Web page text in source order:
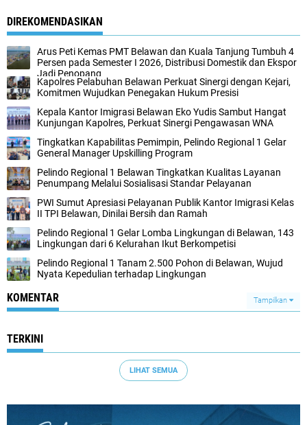
DIREKOMENDASIKAN
Arus Peti Kemas PMT Belawan dan Kuala Tanjung Tumbuh 4
Persen pada Semester I 2026, Distribusi Domestik dan Ekspor
Jadi Penopang
Kapolres Pelabuhan Belawan Perkuat Sinergi dengan Kejari,
Komitmen Wujudkan Penegakan Hukum Presisi
Kepala Kantor Imigrasi Belawan Eko Yudis Sambut Hangat
Kunjungan Kapolres, Perkuat Sinergi Pengawasan WNA
Tingkatkan Kapabilitas Pemimpin, Pelindo Regional 1 Gelar
General Manager Upskilling Program
Pelindo Regional 1 Belawan Tingkatkan Kualitas Layanan
Penumpang Melalui Sosialisasi Standar Pelayanan
PWI Sumut Apresiasi Pelayanan Publik Kantor Imigrasi Kelas
II TPI Belawan, Dinilai Bersih dan Ramah
Pelindo Regional 1 Gelar Lomba Lingkungan di Belawan, 143
Lingkungan dari 6 Kelurahan Ikut Berkompetisi
Pelindo Regional 1 Tanam 2.500 Pohon di Belawan, Wujud
Nyata Kepedulian terhadap Lingkungan
KOMENTAR Tampilkan
TERKINI
LIHAT SEMUA